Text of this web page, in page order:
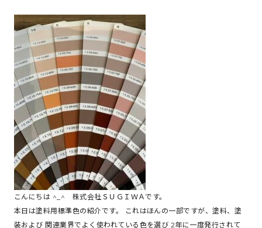
こんにちは ^_^ 株式会社ＳＵＧＩＷＡです。
本日は塗料用標準色の紹介です。 これはほんの一部ですが、塗料、塗
装および 関連業界でよく使われている色を選び 2年に一度発行されて